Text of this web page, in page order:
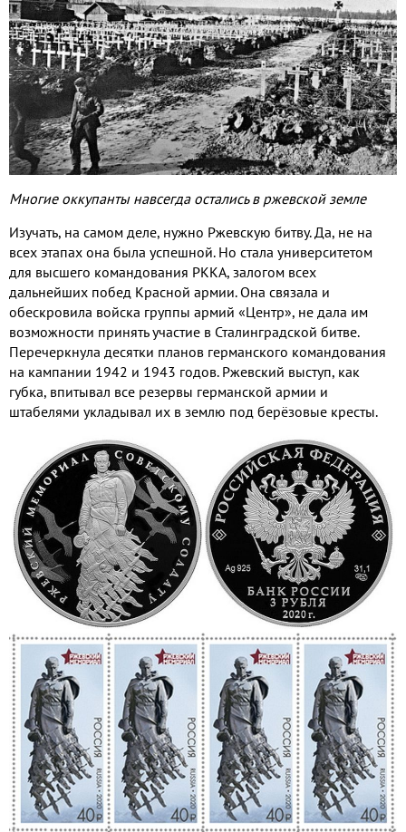
Многие оккупанты навсегда остались в ржевской земле
Изучать, на самом деле, нужно Ржевскую битву. Да, не на
всех этапах она была успешной. Но стала университетом
для высшего командования РККА, залогом всех
дальнейших побед Красной армии. Она связала и
обескровила войска группы армий «Центр», не дала им
возможности принять участие в Сталинградской битве.
Перечеркнула десятки планов германского командования
на кампании 1942 и 1943 годов. Ржевский выступ, как
губка, впитывал все резервы германской армии и
штабелями укладывал их в землю под берёзовые кресты.